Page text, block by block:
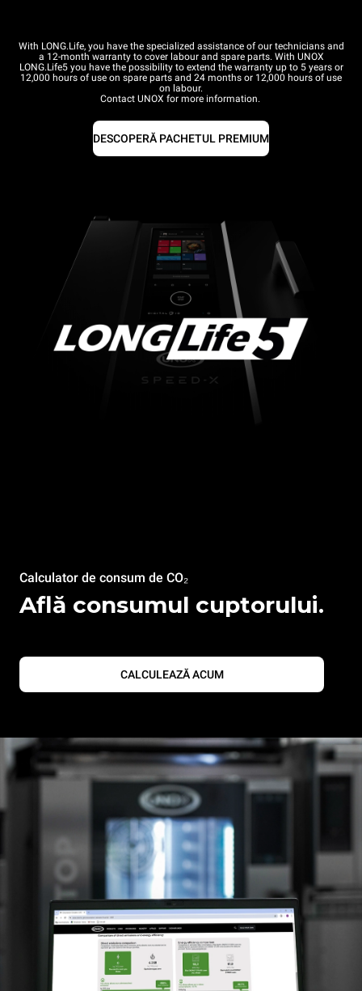
With LONG.Life, you have the specialized assistance of our technicians and
a 12-month warranty to cover labour and spare parts. With UNOX
LONG.Life5 you have the possibility to extend the warranty up to 5 years or
12,000 hours of use on spare parts and 24 months or 12,000 hours of use
on labour.
Contact UNOX for more information.
DESCOPERĂ PACHETUL PREMIUM
Calculator de consum de CO₂
Află consumul cuptorului.
CALCULEAZĂ ACUM